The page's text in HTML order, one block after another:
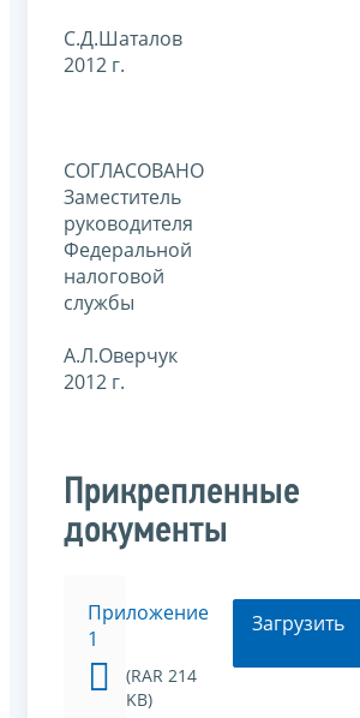
С.Д.Шаталов
2012 г.
СОГЛАСОВАНО
Заместитель
руководителя
Федеральной
налоговой
службы
А.Л.Оверчук
2012 г.
Прикрепленные
документы
Приложение
1
(RAR 214
KB)
Загрузить